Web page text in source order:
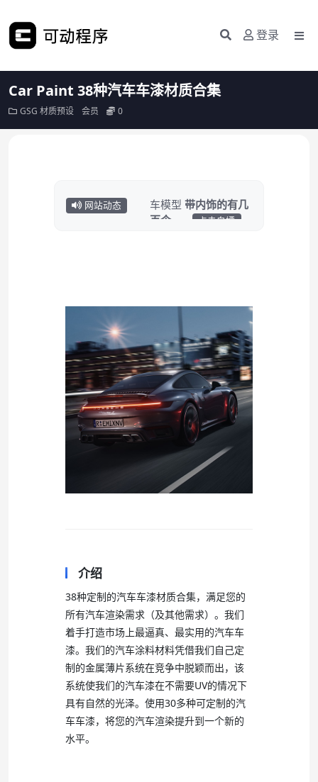
登录
Car Paint 38种汽车车漆材质合集
GSG 材质预设 会员 0
网站动态
百个……
点击白嫖
介绍
38种定制的汽车车漆材质合集，满足您的
所有汽车渲染需求（及其他需求）。我们
着手打造市场上最逼真、最实用的汽车车
漆。我们的汽车涂料材料凭借我们自己定
制的金属薄片系统在竞争中脱颖而出，该
系统使我们的汽车漆在不需要UV的情况下
具有自然的光泽。使用30多种可定制的汽
车车漆，将您的汽车渲染提升到一个新的
水平。